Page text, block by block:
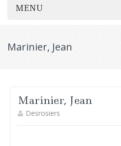
MENU
Marinier, Jean
Marinier, Jean
Desrosiers